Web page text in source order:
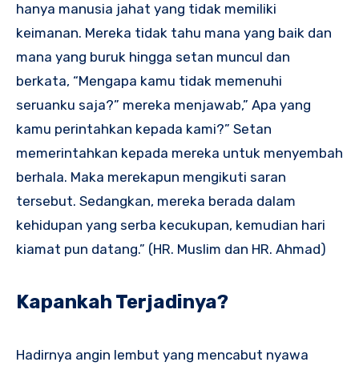
hanya manusia jahat yang tidak memiliki
keimanan. Mereka tidak tahu mana yang baik dan
mana yang buruk hingga setan muncul dan
berkata, “Mengapa kamu tidak memenuhi
seruanku saja?” mereka menjawab,” Apa yang
kamu perintahkan kepada kami?” Setan
memerintahkan kepada mereka untuk menyembah
berhala. Maka merekapun mengikuti saran
tersebut. Sedangkan, mereka berada dalam
kehidupan yang serba kecukupan, kemudian hari
kiamat pun datang.” (HR. Muslim dan HR. Ahmad)
Kapankah Terjadinya?
Hadirnya angin lembut yang mencabut nyawa